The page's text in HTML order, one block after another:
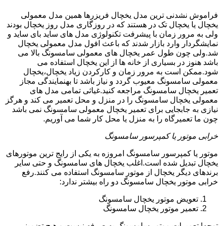
فراموش نشدنی ترین مدل یخچال فریزرها همین مدل معمولی
یخچال یا یخچال تک در هستند که در روزگاری مدل روز یخچال بودند
ولی به مرور زمان با پیشرفت تکنولوژی مدل های ساید بای ساید و
نمایشگردار وارد بازار شدند که باعث افول مدل معمولی یخچال
شد.ولی چون طول عمر یخچال های معمولی سامسونگ بالا می
باشد هنوز در بسیاری از خانه ها از این یخچال استفاده می
شود.ممکن است به مرور زمان و کارکردن زیاد یخچال،یخچال
معمولی سامسونگ معیوب گردد و نیاز باشد تا بهنمایندگی مجاز
تعمیر یخچال سامسونگ مراجعه کنید.غیاثی تمامی مدل های
معمولی یخچال سامسونگ را در منزل و محل تعمیر می کند و هرگز
نیازی به جابجایی برای تعمیر یخچال معمولی سامسونگ نمی باشد
چون ما تعمیرگاه را به منزل یا محل کار شما می آوریم.
خرابی موتور یا کمپرسور سامسونگ
موتور یا کمپرسور سامسونگ امروزه به یکی از رایج ترین موتورهای
یخچال تبدیل شده است.اغلب یخچال های سامسونگ و حتی سایر
برندهای دیگر یخچال از موتور سامسونگ استفاده می کنند.رفع
خرابی موتور یخچال سامسونگ دو راه بیشتر ندارد:
تعویض موتور یخچال سامسونگ
تعمیر موتور یخچال سامسونگ